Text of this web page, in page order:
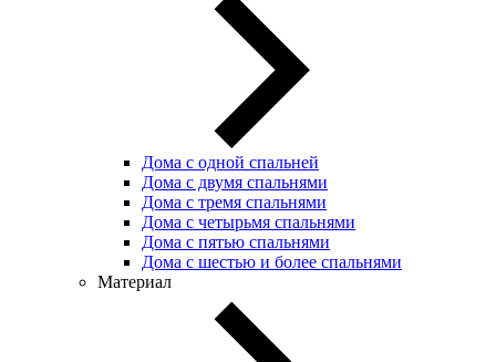
Дома с одной спальней
Дома с двумя спальнями
Дома с тремя спальнями
Дома с четырьмя спальнями
Дома с пятью спальнями
Дома с шестью и более спальнями
Материал